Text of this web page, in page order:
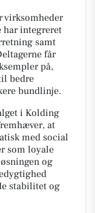
virksomheder
har integreret
samt
får
på,
bedre
bundlinje.
i Kolding
at
med social
som loyale
og
stabilitet og